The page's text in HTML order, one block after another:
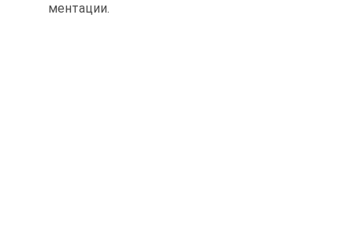
ментации.